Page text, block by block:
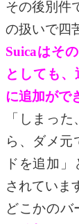
その後別件
の扱いで四
Suicaはそ
としても
に追加がで
「しまっ
ら、ダメ元
ドを追加
されていま
どこかのバ